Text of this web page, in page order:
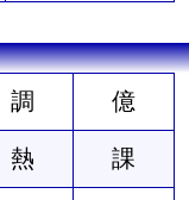
調 億
熱 課